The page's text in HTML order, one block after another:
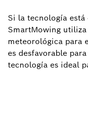
Si la tecnología
SmartMowing
meteorológica para
es desfavorable
tecnología es ideal